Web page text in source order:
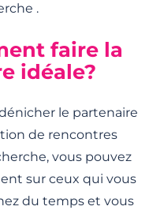
.
faire la
idéale?
le partenaire
de rencontres
vous pouvez
sur ceux qui vous
du temps et vous